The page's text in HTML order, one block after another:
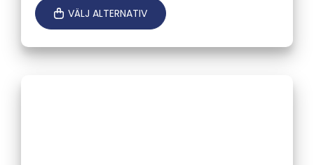
VÄLJ ALTERNATIV